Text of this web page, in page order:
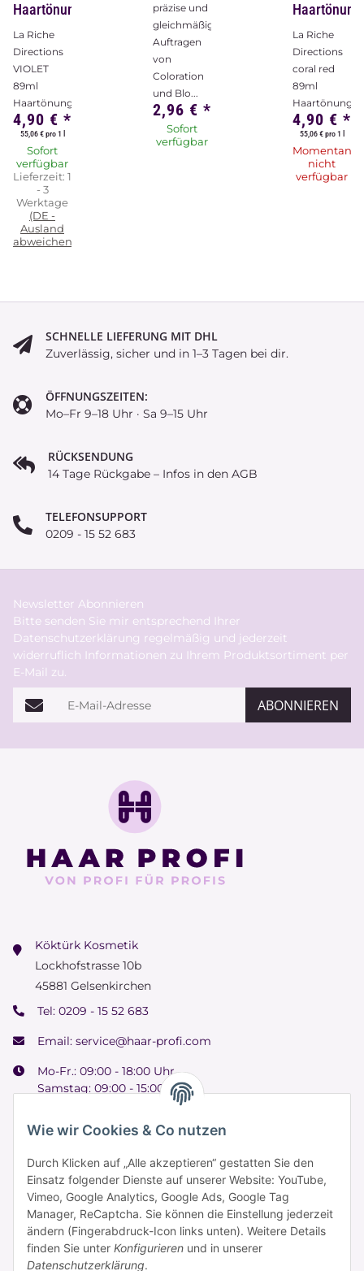
Wie wir Cookies & Co nutzen
Durch Klicken auf „Alle akzeptieren“ gestatten Sie den
Einsatz folgender Dienste auf unserer Website: YouTube,
Vimeo, Google Analytics, Google Ads, Google Tag
Manager, ReCaptcha. Sie können die Einstellung jederzeit
ändern (Fingerabdruck-Icon links unten). Weitere Details
finden Sie unter Konfigurieren und in unserer
Datenschutzerklärung.
Haartönung
La Riche
Directions
VIOLET
89ml
Haartönung
4,90 € *
55,06 € pro 1 l
Sofort
verfügbar
Lieferzeit: 1
- 3
Werktage
(DE -
Ausland
abweichend)
präzise und
gleichmäßige
Auftragen
von
Coloration
und Blo...
2,96 € *
Sofort
verfügbar
Haartönung
La Riche
Directions
coral red
89ml
Haartönung
4,90 € *
55,06 € pro 1 l
Momentan
nicht
verfügbar
SCHNELLE LIEFERUNG MIT DHL
Zuverlässig, sicher und in 1–3 Tagen bei dir.
ÖFFNUNGSZEITEN:
Mo–Fr 9–18 Uhr · Sa 9–15 Uhr
RÜCKSENDUNG
14 Tage Rückgabe – Infos in den AGB
TELEFONSUPPORT
0209 - 15 52 683
Newsletter Abonnieren
Bitte senden Sie mir entsprechend Ihrer
Datenschutzerklärung regelmäßig und jederzeit
widerruflich Informationen zu Ihrem Produktsortiment per
E-Mail zu.
E-Mail-Adresse ABONNIEREN
Köktürk Kosmetik
Lockhofstrasse 10b
45881 Gelsenkirchen
Tel: 0209 - 15 52 683
Email: service@haar-profi.com
Mo-Fr.: 09:00 - 18:00 Uhr
Samstag: 09:00 - 15:00 Uhr
Informationen
Zahlung & Versand